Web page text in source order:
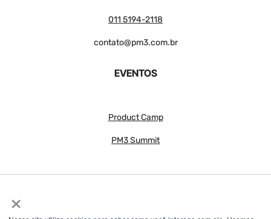
×
011 5194-2118
contato@pm3.com.br
EVENTOS
Product Camp
PM3 Summit